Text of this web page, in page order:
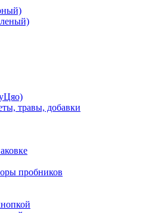
травы, добавки
пробников